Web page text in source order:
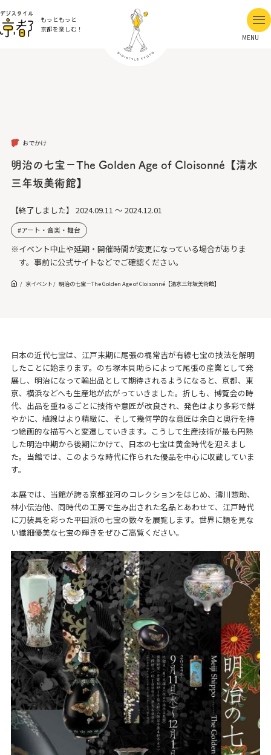
もっともっと
京都を楽しむ！
MENU
おでかけ
明治の七宝－The Golden Age of Cloisonné【清水
三年坂美術館】
【終了しました】 2024.09.11 ～ 2024.12.01
アート・音楽・舞台
※イベント中止や延期・開催時間が変更になっている場合がありま
す。事前に公式サイトなどでご確認ください。
京イベント 明治の七宝－The Golden Age of Cloisonné【清水三年坂美術館】
日本の近代七宝は、江戸末期に尾張の梶常吉が有線七宝の技法を解明
したことに始まります。のち塚本貝助らによって尾張の産業として発
展し、明治になって輸出品として期待されるようになると、京都、東
京、横浜などへも生産地が広がっていきました。折しも、博覧会の時
代、出品を重ねるごとに技術や意匠が改良され、発色はより多彩で鮮
やかに、植線はより精緻に、そして幾何学的な意匠は余白と奥行を持
つ絵画的な描写へと変遷していきます。こうして生産技術が最も円熟
した明治中期から後期にかけて、日本の七宝は黄金時代を迎えまし
た。当館では、このような時代に作られた優品を中心に収蔵していま
す。
本展では、当館が誇る京都並河のコレクションをはじめ、濤川惣助、
林小伝治他、同時代の工房で生み出された名品とあわせて、江戸時代
に刀装具を彩った平田派の七宝の数々を展覧します。世界に類を見な
い繊細優美な七宝の輝きをぜひご高覧ください。